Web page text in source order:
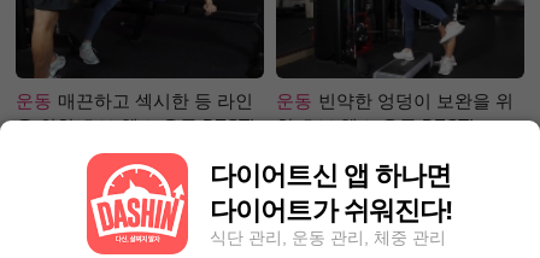
운동 매끈하고 섹시한 등 라인
을 위한 초보 헬스 운동 BEST!
운동 빈약한 엉덩이 보완을 위
한 초보 헬스 운동 BEST!
다이어트신 앱 하나면
다이어트가 쉬워진다!
식단 관리, 운동 관리, 체중 관리